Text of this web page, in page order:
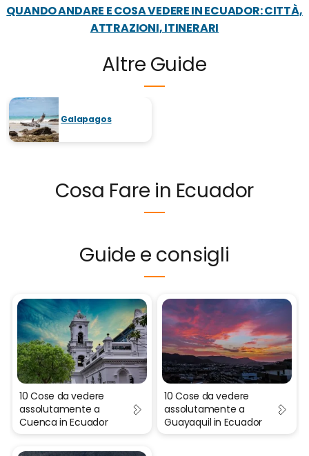
QUANDO ANDARE E COSA VEDERE IN ECUADOR: CITTÀ,
ATTRAZIONI, ITINERARI
Altre Guide
Galapagos
Cosa Fare in Ecuador
Guide e consigli
10 Cose da vedere
assolutamente a
Cuenca in Ecuador
10 Cose da vedere
assolutamente a
Guayaquil in Ecuador